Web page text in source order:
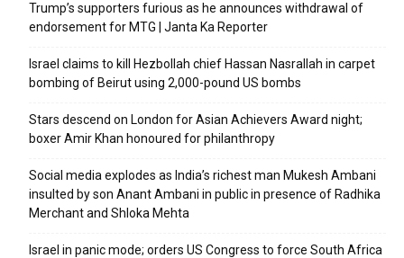
Trump’s supporters furious as he announces withdrawal of
endorsement for MTG | Janta Ka Reporter
Israel claims to kill Hezbollah chief Hassan Nasrallah in carpet
bombing of Beirut using 2,000-pound US bombs
Stars descend on London for Asian Achievers Award night;
boxer Amir Khan honoured for philanthropy
Social media explodes as India’s richest man Mukesh Ambani
insulted by son Anant Ambani in public in presence of Radhika
Merchant and Shloka Mehta
Israel in panic mode; orders US Congress to force South Africa